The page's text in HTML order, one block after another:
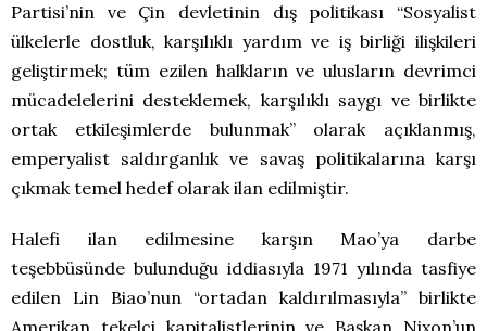
Partisi’nin ve Çin devletinin dış politikası “Sosyalist
ülkelerle dostluk, karşılıklı yardım ve iş birliği ilişkileri
geliştirmek; tüm ezilen halkların ve ulusların devrimci
mücadelelerini desteklemek, karşılıklı saygı ve birlikte
ortak etkileşimlerde bulunmak” olarak açıklanmış,
emperyalist saldırganlık ve savaş politikalarına karşı
çıkmak temel hedef olarak ilan edilmiştir.
Halefi ilan edilmesine karşın Mao’ya darbe
teşebbüsünde bulunduğu iddiasıyla 1971 yılında tasfiye
edilen Lin Biao’nun “ortadan kaldırılmasıyla” birlikte
Amerikan tekelci kapitalistlerinin ve Başkan Nixon’un